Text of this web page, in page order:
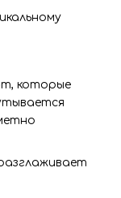
которые